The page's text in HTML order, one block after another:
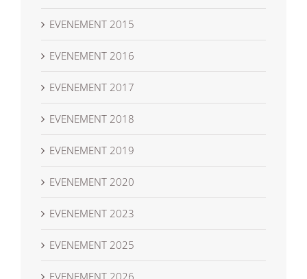
EVENEMENT 2015
EVENEMENT 2016
EVENEMENT 2017
EVENEMENT 2018
EVENEMENT 2019
EVENEMENT 2020
EVENEMENT 2023
EVENEMENT 2025
EVENEMENT 2026